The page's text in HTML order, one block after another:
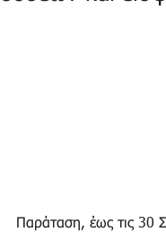
Παράταση, έως τις 30